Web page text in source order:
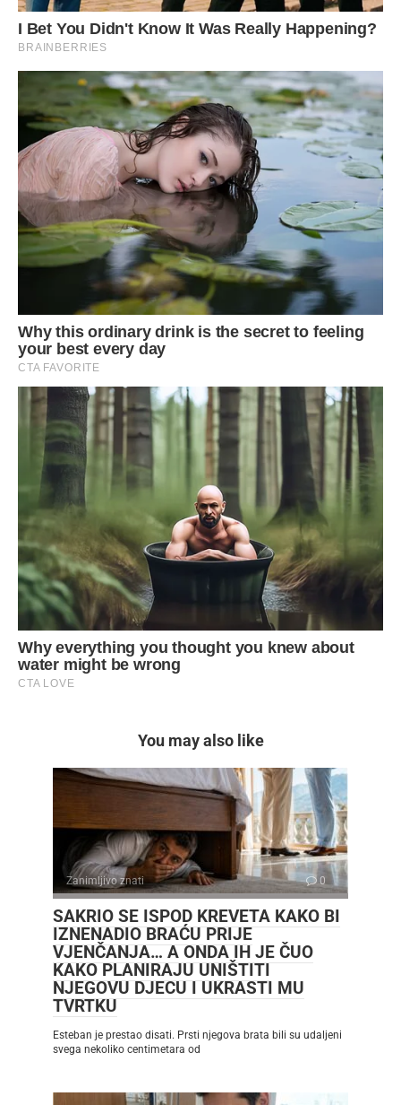
You may also like
Zanimljivo znati 0
SAKRIO SE ISPOD KREVETA KAKO BI
IZNENADIO BRAĆU PRIJE
VJENČANJA… A ONDA IH JE ČUO
KAKO PLANIRAJU UNIŠTITI
NJEGOVU DJECU I UKRASTI MU
TVRTKU
Esteban je prestao disati. Prsti njegova brata bili su udaljeni
svega nekoliko centimetara od